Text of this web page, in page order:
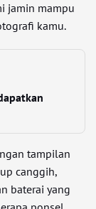
jamin mampu
kamu.
tampilan
canggih,
baterai yang